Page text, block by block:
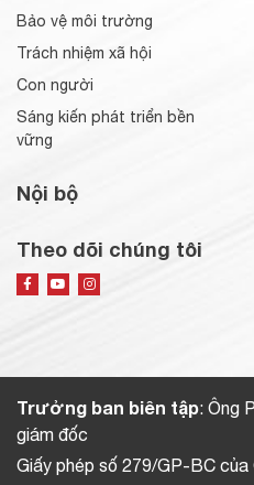
Bảo vệ môi trường
Trách nhiệm xã hội
Con người
Sáng kiến phát triển bền
vững
Nội bộ
Theo dõi chúng tôi
Trưởng ban biên tập: Ông
giám đốc
Giấy phép số 279/GP-BC